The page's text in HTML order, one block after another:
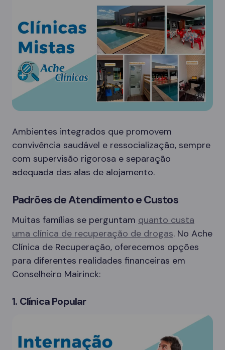
Ambientes integrados que promovem
convivência saudável e ressocialização, sempre
com supervisão rigorosa e separação
adequada das alas de alojamento.
Padrões de Atendimento e Custos
Muitas famílias se perguntam quanto custa
uma clínica de recuperação de drogas. No Ache
Clínica de Recuperação, oferecemos opções
para diferentes realidades financeiras em
Conselheiro Mairinck:
1. Clínica Popular